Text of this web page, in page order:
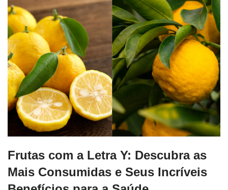
Frutas com a Letra Y: Descubra as
Mais Consumidas e Seus Incríveis